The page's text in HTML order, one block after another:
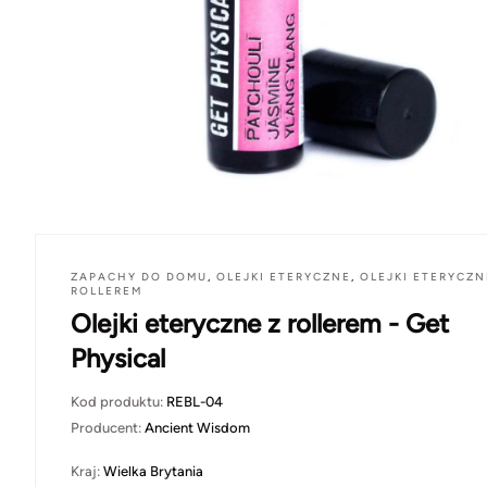
ZAPACHY DO DOMU, OLEJKI ETERYCZNE , OLEJKI
ROLLEREM
Olejki eteryczne z rollerem - Get
Physical
Kod produktu: REBL-04
Producent: Ancient Wisdom
Kraj: Wielka Brytania